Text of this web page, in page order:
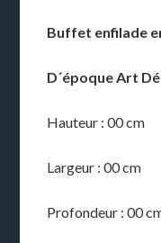
Buffet enfilade
D´époque Art
Hauteur : 00 cm
Largeur : 00 cm
Profondeur : 00